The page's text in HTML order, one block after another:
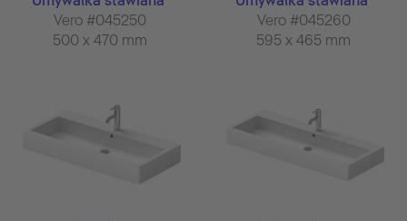
Vero #045250
500 x 470 mm
Vero #045260
595 x 465 mm